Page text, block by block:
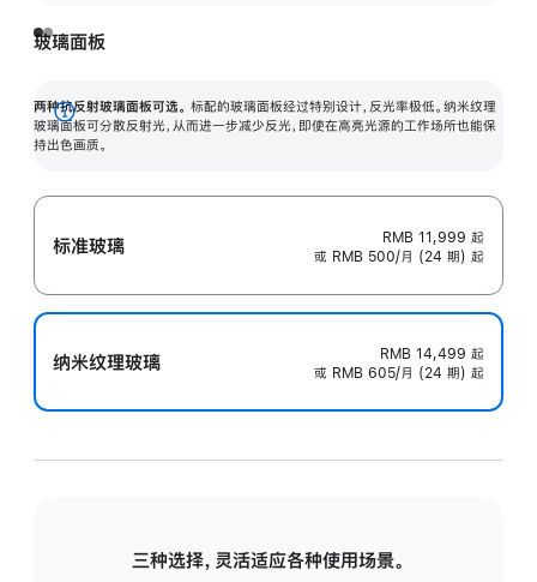
玻璃面板
两种抗反射玻璃面板可选。 标配的玻璃面板经过特别设计，反光率极低。纳米纹理
玻璃面板可分散反射光，从而进一步减少反光，即使在高亮光源的工作场所也能保
持出色画质。
展
开
标准玻璃 RMB 11,999 起
或 RMB 500/月 (24 期) 起
纳米纹理玻璃 RMB 14,499 起
或 RMB 605/月 (24 期) 起
三种选择，灵活适应各种使用场景。